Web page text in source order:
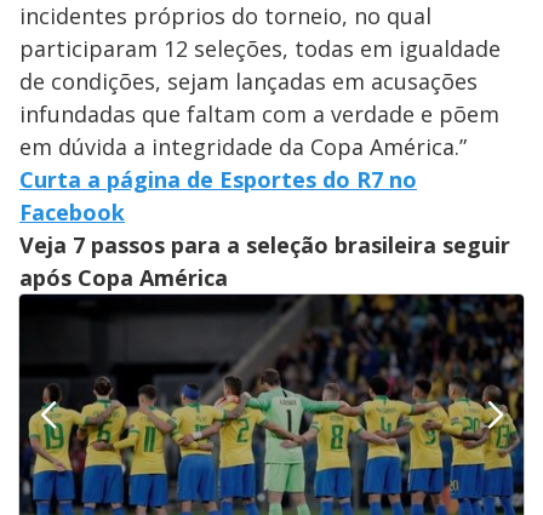
incidentes próprios do torneio, no qual
participaram 12 seleções, todas em igualdade
de condições, sejam lançadas em acusações
infundadas que faltam com a verdade e põem
em dúvida a integridade da Copa América.”
Curta a página de Esportes do R7 no
Facebook
Veja 7 passos para a seleção brasileira seguir
após Copa América